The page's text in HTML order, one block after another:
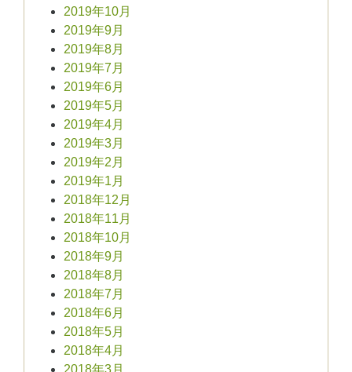
2019年10月
2019年9月
2019年8月
2019年7月
2019年6月
2019年5月
2019年4月
2019年3月
2019年2月
2019年1月
2018年12月
2018年11月
2018年10月
2018年9月
2018年8月
2018年7月
2018年6月
2018年5月
2018年4月
2018年3月